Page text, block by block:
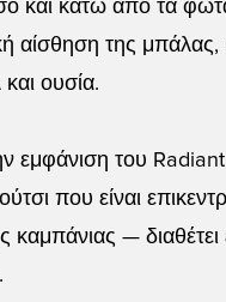
και κάτω από τα
αίσθηση της
ουσία.
εμφάνιση του
που είναι
καμπάνιας — διαθέτει